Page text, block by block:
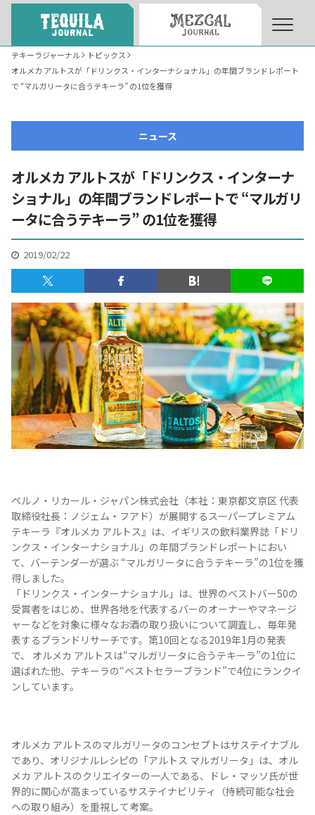
About About Tequila Journal
テキーラとは
テキーラのつくり方 How to Make Tequila
テキーラの飲み方 How to Drink Tequila
テキーラマップ Tequila Map
メキシコ料理 Cuisines of Mexico
メキシコ旅行 Travel of Mexico
メキシコの記念日 Events of Mexico
トピックス一覧
Topics List
イベント一覧
Events List
お問合せ
Contact
テキーラ・メスカルが飲める
バー＆レストラン
Bar & Restaurant
Tequila Journal SNS 在日メキシコ大使館 SNS
テキーラジャーナル
トピックス
オルメカ アルトスが「ドリンクス・インターナショナル」の年間ブランドレポート
で “マルガリータに合うテキーラ” の1位を獲得
ニュース
オルメカ アルトスが「ドリンクス・インターナ
ショナル」の年間ブランドレポートで “マルガリ
ータに合うテキーラ” の1位を獲得
2019/02/22
ペルノ・リカール・ジャパン株式会社（本社：東京都文京区 代表
取締役社長：ノジェム・フアド）が展開するスーパープレミアム
テキーラ『オルメカ アルトス』は、イギリスの飲料業界誌「ドリ
ンクス・インターナショナル」の年間ブランドレポートにおい
て、バーテンダーが選ぶ “マルガリータに合うテキーラ”の1位を獲
得しました。
「ドリンクス・インターナショナル」は、世界のベストバー50の
受賞者をはじめ、世界各地を代表するバーのオーナーやマネージ
ャーなどを対象に様々なお酒の取り扱いについて調査し、毎年発
表するブランドリサーチです。第10回となる2019年1月の発表
で、 オルメカ アルトスは“マルガリータに合うテキーラ”の1位に
選ばれた他、テキーラの“ベストセラーブランド”で4位にランクイ
ンしています。
オルメカ アルトスのマルガリータのコンセプトはサステイナブル
であり、オリジナルレシピの「アルトス マルガリータ」は、オル
メカ アルトスのクリエイターの一人である、ドレ・マッソ氏が世
界的に関心が高まっているサステイナビリティ（持続可能な社会
への取り組み）を重視して考案。